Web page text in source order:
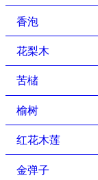
香泡
花梨木
苦槠
榆树
红花木莲
金弹子